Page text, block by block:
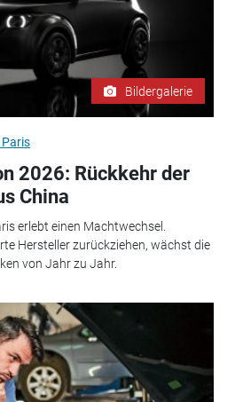
Bildergalerie
2026: Rückkehr der
China
erlebt einen Machtwechsel.
Hersteller zurückziehen, wächst die
von Jahr zu Jahr.